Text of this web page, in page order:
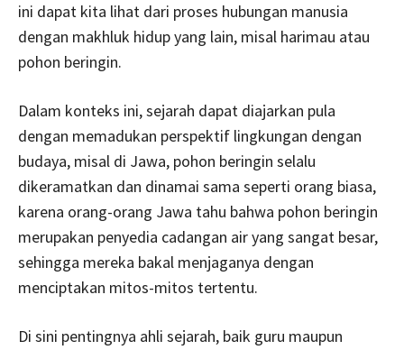
ini dapat kita lihat dari proses hubungan manusia
dengan makhluk hidup yang lain, misal harimau atau
pohon beringin.
Dalam konteks ini, sejarah dapat diajarkan pula
dengan memadukan perspektif lingkungan dengan
budaya, misal di Jawa, pohon beringin selalu
dikeramatkan dan dinamai sama seperti orang biasa,
karena orang-orang Jawa tahu bahwa pohon beringin
merupakan penyedia cadangan air yang sangat besar,
sehingga mereka bakal menjaganya dengan
menciptakan mitos-mitos tertentu.
Di sini pentingnya ahli sejarah, baik guru maupun